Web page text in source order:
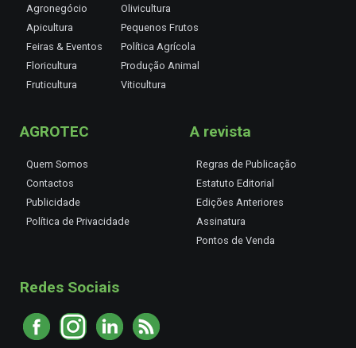
Agronegócio
Apicultura
Feiras & Eventos
Floricultura
Fruticultura
Olivicultura
Pequenos Frutos
Política Agrícola
Produção Animal
Viticultura
AGROTEC
Quem Somos
Contactos
Publicidade
Política de Privacidade
A revista
Regras de Publicação
Estatuto Editorial
Edições Anteriores
Assinatura
Pontos de Venda
Redes Sociais